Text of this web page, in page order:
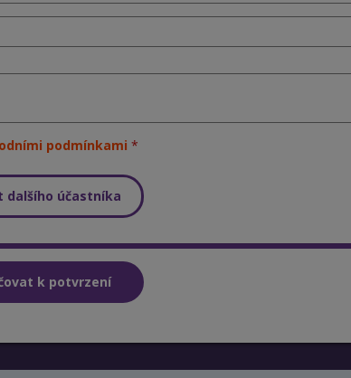
podmínkami
dalšího účastníka